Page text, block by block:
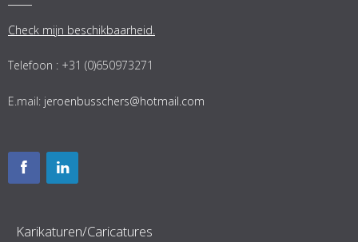
Check mijn beschikbaarheid.
Telefoon : +31 (0)650973271
E.mail: jeroenbusschers@hotmail.com
Karikaturen/Caricatures